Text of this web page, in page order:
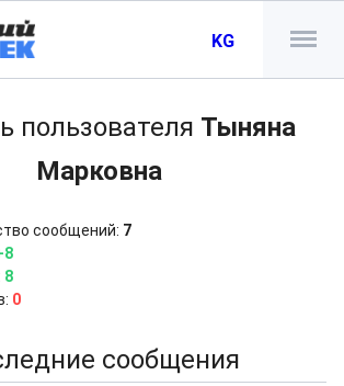
KG
пользователя Тыняна
Марковна
сообщений: 7
8
0
сообщения